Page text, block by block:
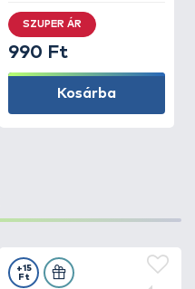
SZUPER ÁR
990 Ft
Kosárba
+15
Ft